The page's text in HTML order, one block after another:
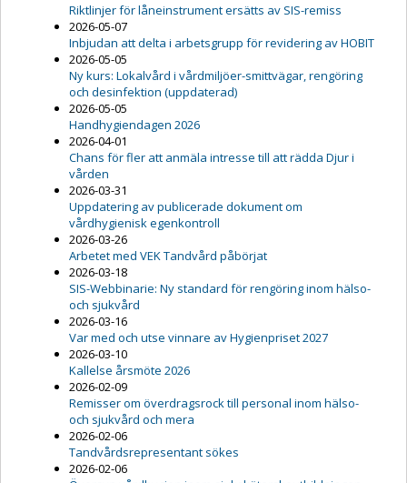
Riktlinjer för låneinstrument ersätts av SIS-remiss
2026-05-07
Inbjudan att delta i arbetsgrupp för revidering av HOBIT
2026-05-05
Ny kurs: Lokalvård i vårdmiljöer-smittvägar, rengöring
och desinfektion (uppdaterad)
2026-05-05
Handhygiendagen 2026
2026-04-01
Chans för fler att anmäla intresse till att rädda Djur i
vården
2026-03-31
Uppdatering av publicerade dokument om
vårdhygienisk egenkontroll
2026-03-26
Arbetet med VEK Tandvård påbörjat
2026-03-18
SIS-Webbinarie: Ny standard för rengöring inom hälso-
och sjukvård
2026-03-16
Var med och utse vinnare av Hygienpriset 2027
2026-03-10
Kallelse årsmöte 2026
2026-02-09
Remisser om överdragsrock till personal inom hälso-
och sjukvård och mera
2026-02-06
Tandvårdsrepresentant sökes
2026-02-06